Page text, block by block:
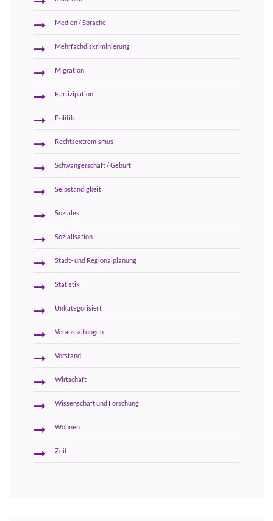
Medien / Sprache
Mehrfachdiskriminierung
Migration
Partizipation
Politik
Rechtsextremismus
Schwangerschaft / Geburt
Selbständigkeit
Soziales
Sozialisation
Stadt- und Regionalplanung
Statistik
Unkategorisiert
Veranstaltungen
Vorstand
Wirtschaft
Wissenschaft und Forschung
Wohnen
Zeit